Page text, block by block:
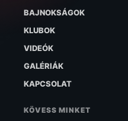
BAJNOKSÁGOK
KLUBOK
VIDEÓK
GALÉRIÁK
KAPCSOLAT
KÖVESS MINKET